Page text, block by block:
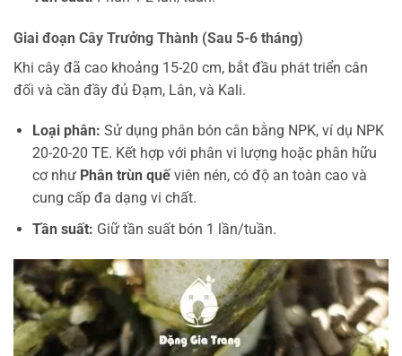
Giai đoạn Cây Trưởng Thành (Sau 5-6 tháng)
Khi cây đã cao khoảng 15-20 cm, bắt đầu phát triển cân
đối và cần đầy đủ Đạm, Lân, và Kali.
Loại phân: Sử dụng phân bón cân bằng NPK, ví dụ NPK
20-20-20 TE. Kết hợp với phân vi lượng hoặc phân hữu
cơ như Phân trùn quếviên nén, có độ an toàn cao và
cung cấp đa dạng vi chất.
Tần suất: Giữ tần suất bón 1 lần/tuần.